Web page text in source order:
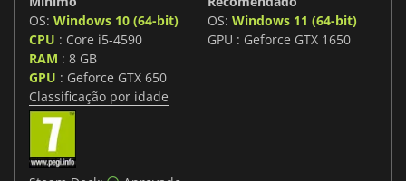
OS: Windows 10 (64-bit)
CPU : Core i5-4590
RAM : 8 GB
GPU : Geforce GTX 650
OS: Windows 11 (64-bit)
GPU : Geforce GTX 1650
Classificação por idade